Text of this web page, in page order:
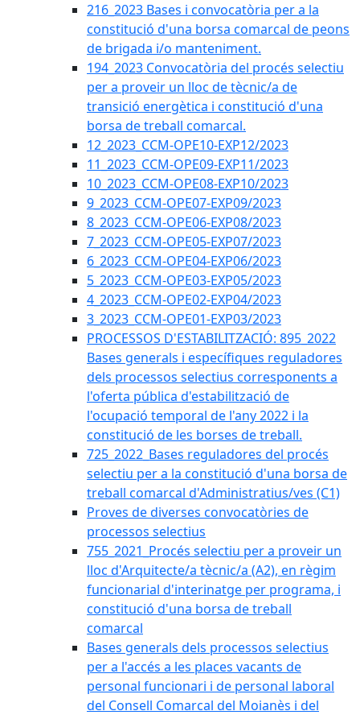
216_2023 Bases i convocatòria per a la
constitució d'una borsa comarcal de peons
de brigada i/o manteniment.
194_2023 Convocatòria del procés selectiu
per a proveir un lloc de tècnic/a de
transició energètica i constitució d'una
borsa de treball comarcal.
12_2023_CCM-OPE10-EXP12/2023
11_2023_CCM-OPE09-EXP11/2023
10_2023_CCM-OPE08-EXP10/2023
9_2023_CCM-OPE07-EXP09/2023
8_2023_CCM-OPE06-EXP08/2023
7_2023_CCM-OPE05-EXP07/2023
6_2023_CCM-OPE04-EXP06/2023
5_2023_CCM-OPE03-EXP05/2023
4_2023_CCM-OPE02-EXP04/2023
3_2023_CCM-OPE01-EXP03/2023
PROCESSOS D'ESTABILITZACIÓ: 895_2022
Bases generals i específiques reguladores
dels processos selectius corresponents a
l'oferta pública d'estabilització de
l'ocupació temporal de l'any 2022 i la
constitució de les borses de treball.
725_2022_Bases reguladores del procés
selectiu per a la constitució d'una borsa de
treball comarcal d'Administratius/ves (C1)
Proves de diverses convocatòries de
processos selectius
755_2021_Procés selectiu per a proveir un
lloc d'Arquitecte/a tècnic/a (A2), en règim
funcionarial d'interinatge per programa, i
constitució d'una borsa de treball
comarcal
Bases generals dels processos selectius
per a l'accés a les places vacants de
personal funcionari i de personal laboral
del Consell Comarcal del Moianès i del